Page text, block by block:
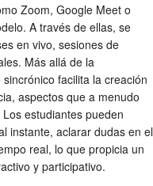
Zoom, Google Meet o
A través de ellas, se
en vivo, sesiones de
Más allá de la
facilita la creación
aspectos que a menudo
estudiantes pueden
instante, aclarar dudas en el
real, lo que propicia un
y participativo.